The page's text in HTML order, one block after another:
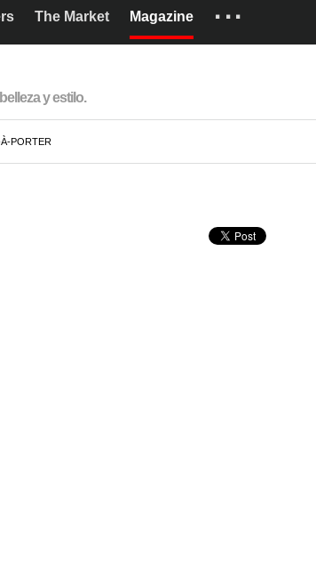
The Market Magazine ···
English
y estilo.
PORTER